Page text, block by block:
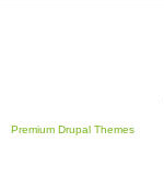
Premium Drupal Themes